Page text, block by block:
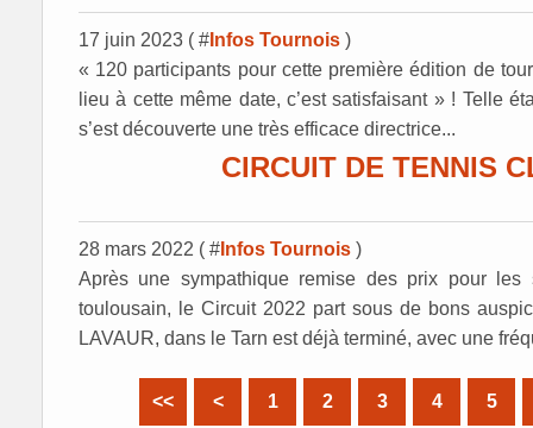
17 juin 2023 ( # Infos Tournois )
« 120 participants pour cette première édition de
lieu à cette même date, c’est satisfaisant » ! Telle
s’est découverte une très efficace directrice...
CIRCUIT DE TENNIS
28 mars 2022 ( # Infos Tournois )
Après une sympathique remise des prix pour
toulousain, le Circuit 2022 part sous de bons
LAVAUR, dans le Tarn est déjà terminé, avec une
<< < 1 2 3 4 5